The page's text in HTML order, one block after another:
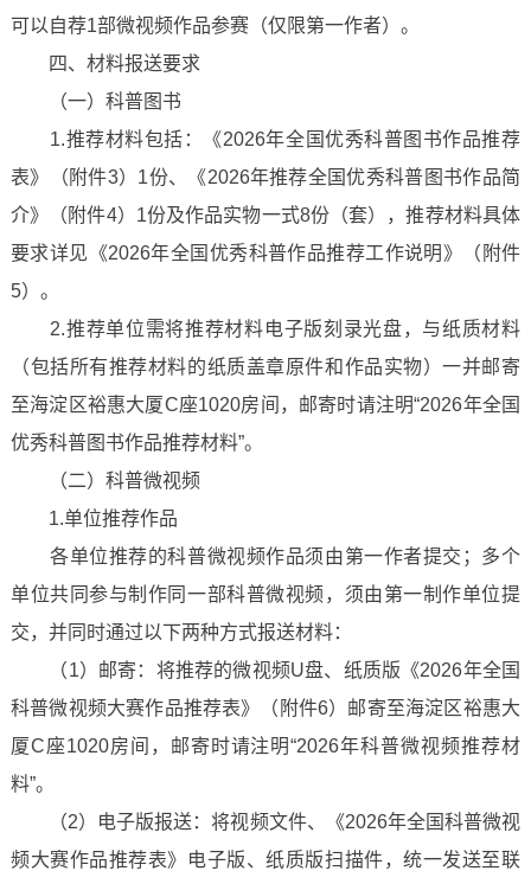
可以自荐1部微视频作品参赛（仅限第一作者）。
四、材料报送要求
（一）科普图书
1.推荐材料包括：《2026年全国优秀科普图书作品推荐
表》（附件3）1份、《2026年推荐全国优秀科普图书作品简
介》（附件4）1份及作品实物一式8份（套），推荐材料具体
要求详见《2026年全国优秀科普作品推荐工作说明》（附件
5）。
2.推荐单位需将推荐材料电子版刻录光盘，与纸质材料
（包括所有推荐材料的纸质盖章原件和作品实物）一并邮寄
至海淀区裕惠大厦C座1020房间，邮寄时请注明“2026年全国
优秀科普图书作品推荐材料”。
（二）科普微视频
1.单位推荐作品
各单位推荐的科普微视频作品须由第一作者提交；多个
单位共同参与制作同一部科普微视频，须由第一制作单位提
交，并同时通过以下两种方式报送材料：
（1）邮寄：将推荐的微视频U盘、纸质版《2026年全国
科普微视频大赛作品推荐表》（附件6）邮寄至海淀区裕惠大
厦C座1020房间，邮寄时请注明“2026年科普微视频推荐材
料”。
（2）电子版报送：将视频文件、《2026年全国科普微视
频大赛作品推荐表》电子版、纸质版扫描件，统一发送至联